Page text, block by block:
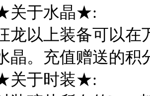
关于水晶★:
龙以上装备可以在
晶。充值赠送的积
关于时装★: